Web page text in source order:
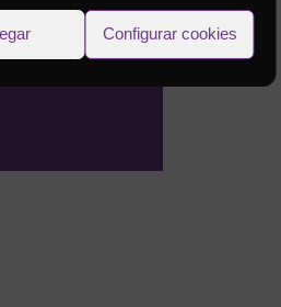
Configurar cookies
Tot l'AE